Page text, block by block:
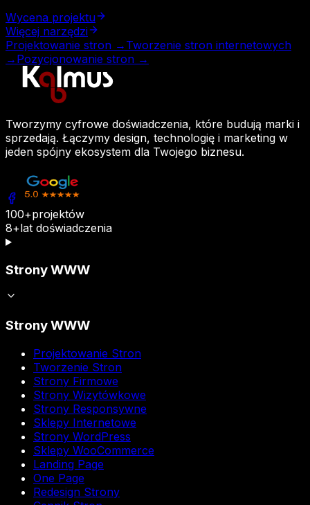
Wycena projektu
Więcej narzędzi
Projektowanie stron → Tworzenie stron internetowych
→ Pozycjonowanie stron →
Tworzymy cyfrowe doświadczenia, które budują marki i
sprzedają. Łączymy design, technologię i marketing w
jeden spójny ekosystem dla Twojego biznesu.
100+projektów
8+lat doświadczenia
Strony WWW
Strony WWW
Projektowanie Stron
Tworzenie Stron
Strony Firmowe
Strony Wizytówkowe
Strony Responsywne
Sklepy Internetowe
Strony WordPress
Sklepy WooCommerce
Landing Page
One Page
Redesign Strony